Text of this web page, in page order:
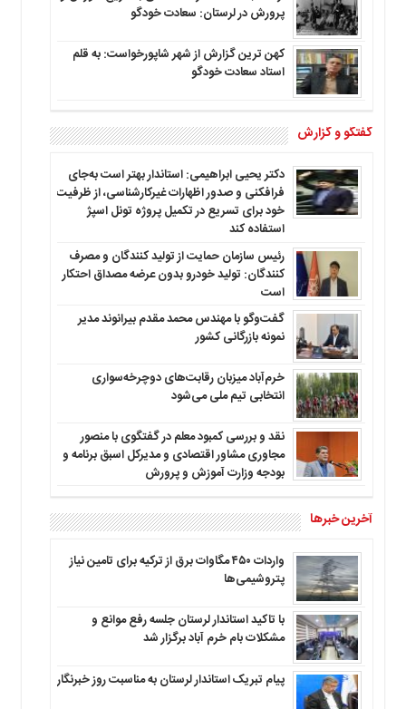
پرورش در لرستان: سعادت خودگو
کهن ترین گزارش از شهر شاپورخواست: به قلم
استاد سعادت خودگو
گفتگو و گزارش
دکتر یحیی ابراهیمی: استاندار بهتر است به‌جای
فرافکنی و صدور اظهارات غیرکارشناسی، از ظرفیت
خود برای تسریع در تکمیل پروژه تونل اسپژ
استفاده کند
رئیس سازمان حمایت از تولید کنندگان و مصرف
کنندگان: تولید خودرو بدون عرضه مصداق احتکار
است
گفت‌وگو با مهندس محمد مقدم بیرانوند مدیر
نمونه بازرگانی کشور
خرم‌آباد میزبان رقابت‌های دوچرخه‌سواری
انتخابی تیم ملی می‌شود
نقد و بررسی کمبود معلم در گفتگوی با منصور
مجاوری مشاور اقتصادی و مدیرکل اسبق برنامه و
بودجه وزارت آموزش و پرورش
آخرین خبرها
واردات ۴۵۰ مگاوات برق از ترکیه برای تامین نیاز
پتروشیمی‌ها
با تاکید استاندار لرستان جلسه رفع موانع و
مشکلات بام خرم آباد برگزار شد
پیام تبریک استاندار لرستان به‌ مناسبت روز خبرنگار